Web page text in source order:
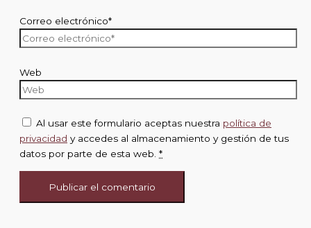
Correo electrónico*
Web
Al usar este formulario aceptas nuestra política de
privacidad y accedes al almacenamiento y gestión de tus
datos por parte de esta web. *